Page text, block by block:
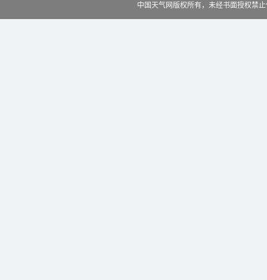
中国天气网版权所有，未经书面授权